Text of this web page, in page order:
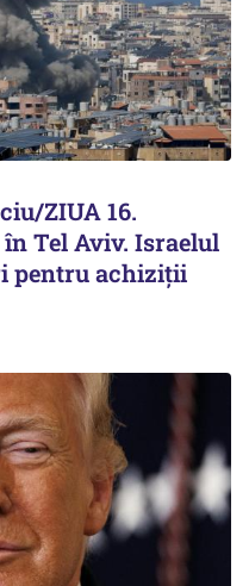
ZIUA 16.
Tel Aviv. Israelul
pentru achiziții